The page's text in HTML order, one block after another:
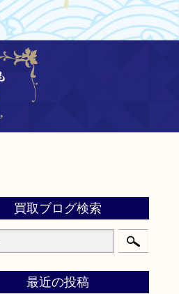
買取ブログ検索
最近の投稿